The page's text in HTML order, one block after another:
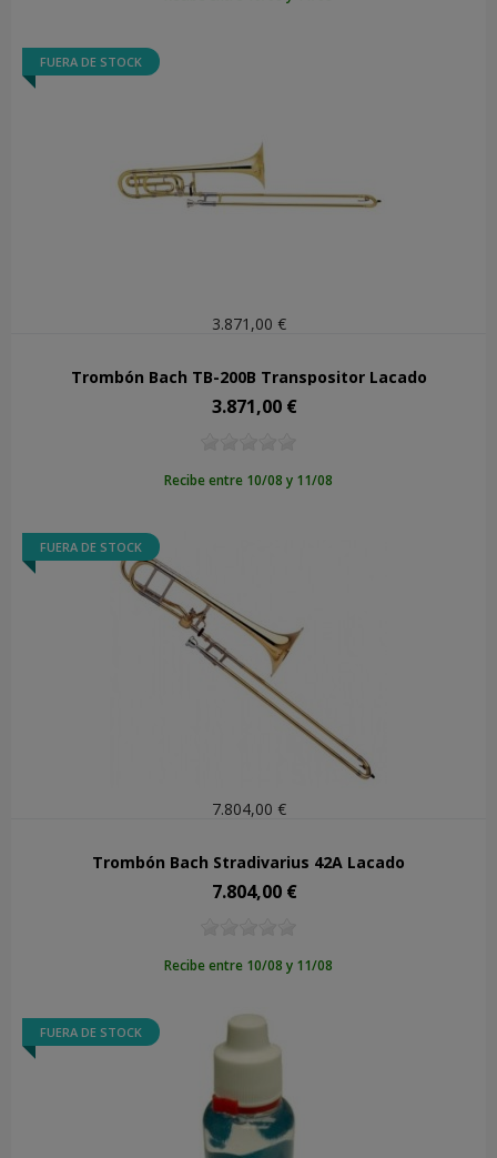
FUERA DE STOCK
3.871,00 €
Trombón Bach TB-200B Transpositor Lacado
Precio
3.871,00 €
Recibe entre 10/08 y 11/08
FUERA DE STOCK
7.804,00 €
Trombón Bach Stradivarius 42A Lacado
Precio
7.804,00 €
Recibe entre 10/08 y 11/08
FUERA DE STOCK